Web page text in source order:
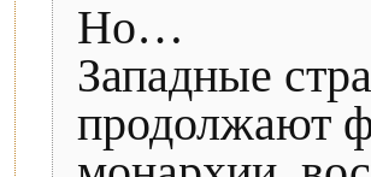
Но…
Западные
продолжают